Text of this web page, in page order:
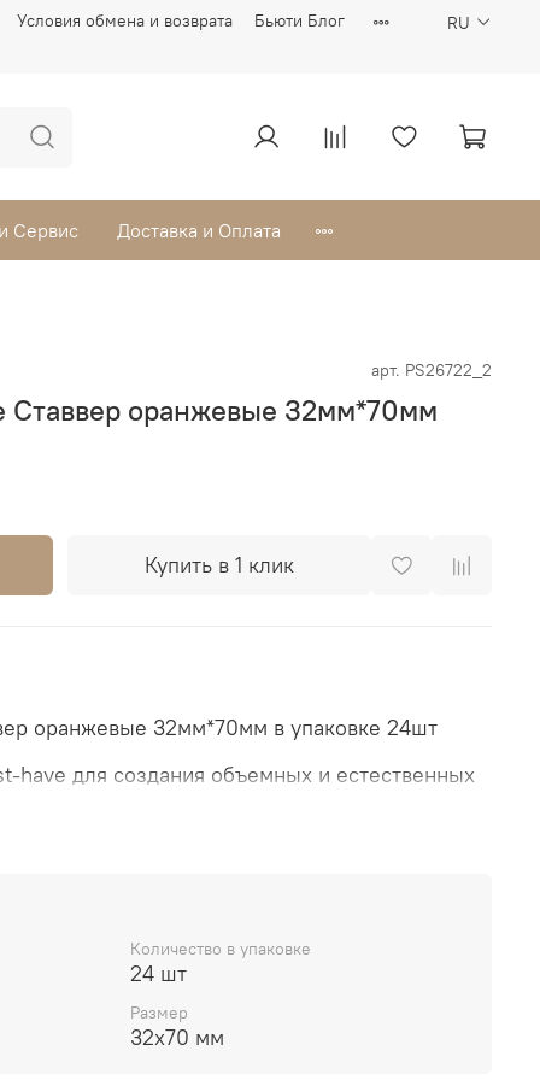
Условия обмена и возврата Бьюти Блог RU
Сервис Доставка и Оплата
арт. PS26722_2
Ставвер оранжевые 32мм*70мм
Купить в 1 клик
оранжевые 32мм*70мм в упаковке 24шт
have для создания объемных и естественных
Количество в упаковке
24 шт
Размер
32х70 мм